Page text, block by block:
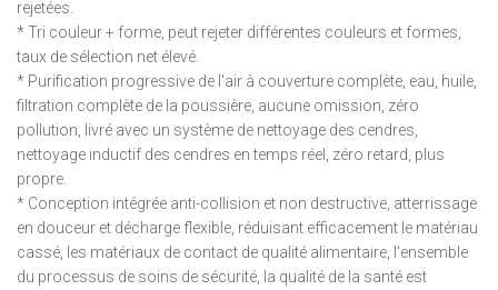
rejetées.
* Tri couleur + forme, peut rejeter différentes couleurs et formes,
taux de sélection net élevé.
* Purification progressive de l'air à couverture complète, eau, huile,
filtration complète de la poussière, aucune omission, zéro
pollution, livré avec un système de nettoyage des cendres,
nettoyage inductif des cendres en temps réel, zéro retard, plus
propre.
* Conception intégrée anti-collision et non destructive, atterrissage
en douceur et décharge flexible, réduisant efficacement le matériau
cassé, les matériaux de contact de qualité alimentaire, l'ensemble
du processus de soins de sécurité, la qualité de la santé est